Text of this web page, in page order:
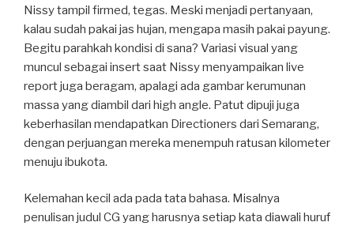
Nissy tampil firmed, tegas. Meski menjadi pertanyaan,
kalau sudah pakai jas hujan, mengapa masih pakai payung.
Begitu parahkah kondisi di sana? Variasi visual yang
muncul sebagai insert saat Nissy menyampaikan live
report juga beragam, apalagi ada gambar kerumunan
massa yang diambil dari high angle. Patut dipuji juga
keberhasilan mendapatkan Directioners dari Semarang,
dengan perjuangan mereka menempuh ratusan kilometer
menuju ibukota.
Kelemahan kecil ada pada tata bahasa. Misalnya
penulisan judul CG yang harusnya setiap kata diawali huruf